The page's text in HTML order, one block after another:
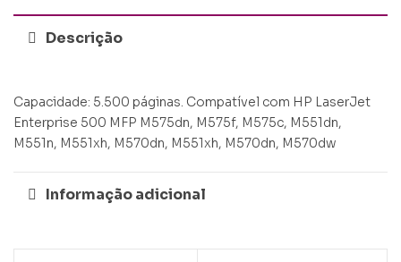
Descrição
Capacidade: 5.500 páginas. Compatível com HP LaserJet
Enterprise 500 MFP M575dn, M575f, M575c, M551dn,
M551n, M551xh, M570dn, M551xh, M570dn, M570dw
Informação adicional